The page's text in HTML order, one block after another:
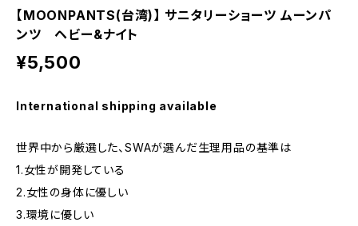
【MOONPANTS(台湾)】 サニタリーショーツ ムーンパ
ンツ ヘビー&ナイト
¥5,500
International shipping available
世界中から厳選した、SWAが選んだ生理用品の基準は
1.女性が開発している
2.女性の身体に優しい
3.環境に優しい